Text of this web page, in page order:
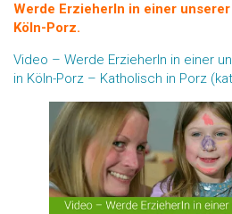
Werde ErzieherIn in einer
Köln-Porz.
Video – Werde ErzieherIn in einer
in Köln-Porz – Katholisch in Porz